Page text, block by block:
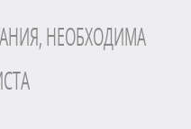
НЕОБХОДИМА